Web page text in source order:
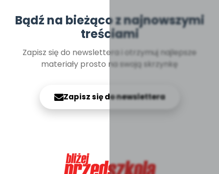
Bądź na bieżąco z najnowszymi
treściami
Zapisz się do newslettera i otrzymuj najlepsze
materiały prosto na swoją skrzynkę
Zapisz się do newslettera